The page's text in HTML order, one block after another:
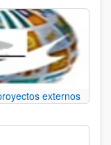
externos